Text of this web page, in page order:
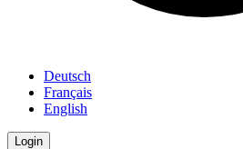
Deutsch
Français
English
Login